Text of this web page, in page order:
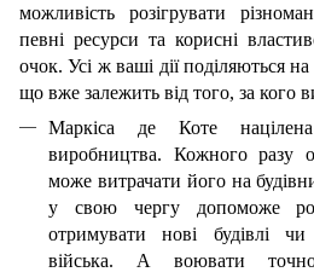
можливість розігрувати
певні ресурси та корисні
очок. Усі ж ваші дії поділяються на
що вже залежить від того, за кого
Маркіса де Коте
виробництва. Кожного разу
може витрачати його на
у свою чергу допоможе
отримувати нові будівлі
війська. А воювати